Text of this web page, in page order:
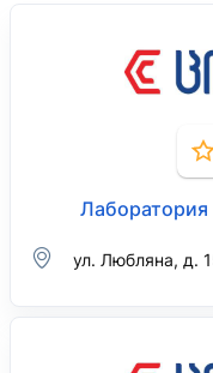
ул. Любляна, д.